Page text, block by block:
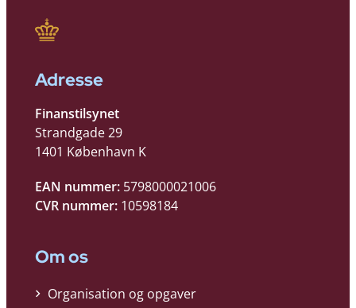
Adresse
Finanstilsynet
Strandgade 29
1401 København K
EAN nummer: 5798000021006
CVR nummer: 10598184
Om os
Organisation og opgaver